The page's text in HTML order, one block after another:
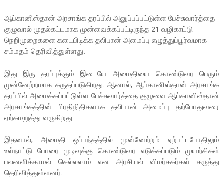
ஆப்கானிஸ்தான் அரசாங்க தரப்பில் அனுப்பப்பட்டுள்ள பேச்சுவார்த்தை
குழுவால் முதல்கட்டமாக முன்வைக்கப்பட்டிருந்த 21 வழிகாட்டு
நெறிமுறைகளை கடைபிடிக்க தலிபான் அமைப்பு எழுத்துப்பூர்வமாக
சம்மதம் தெரிவித்துள்ளது.
இது இரு தரப்புக்கும் இடையே அமைதியை கொண்டுவர பெரும்
முன்னேற்றமாக கருதப்படுகிறது. ஆனால், ஆப்கானிஸ்தான் அரசாங்க
தரப்பில் அமைக்கப்பட்டுள்ள பேச்சுவார்த்தை குழுவை ஆப்கானிஸ்தான்
அரசாங்கத்தின் பிரதிநிதிகளாக தலிபான் அமைப்பு தற்போதுவரை
ஏற்கமறுத்து வருகிறது.
இதனால், அமைதி ஒப்பந்தத்தில் முன்னேற்றம் ஏற்பட்டபோதிலும்
உள்நாட்டு போரை முடிவுக்கு கொண்டுவர எடுக்கப்படும் முயற்சிகள்
பலனளிக்காமல் செல்லலாம் என அரசியல் விமர்சகர்கள் கருத்து
தெரிவித்துள்ளனர்.